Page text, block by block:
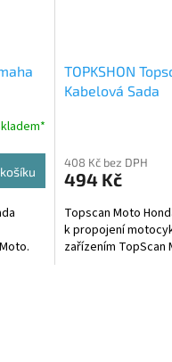
TOPKSHON
Kabelová Sada
408 Kč bez DPH
494 Kč
Topscan Moto
k propojení
zařízením TopScan